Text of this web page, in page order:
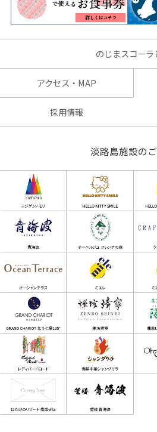
のじまスコーラ
アクセス・MAP
採用情報
淡路島施設の